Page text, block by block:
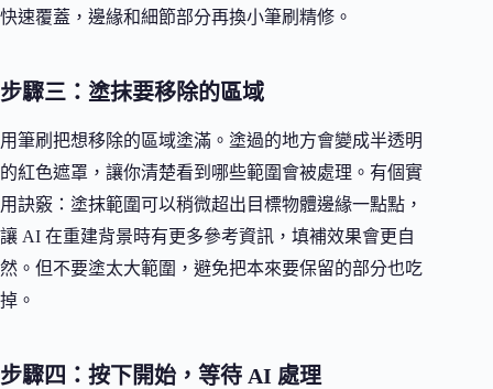
快速覆蓋，邊緣和細節部分再換小筆刷精修。
步驟三：塗抹要移除的區域
用筆刷把想移除的區域塗滿。塗過的地方會變成半透明
的紅色遮罩，讓你清楚看到哪些範圍會被處理。有個實
用訣竅：塗抹範圍可以稍微超出目標物體邊緣一點點，
讓 AI 在重建背景時有更多參考資訊，填補效果會更自
然。但不要塗太大範圍，避免把本來要保留的部分也吃
掉。
步驟四：按下開始，等待 AI 處理